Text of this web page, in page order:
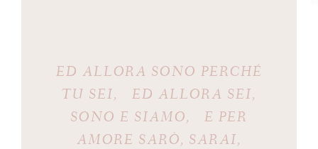
ED ALLORA SONO PERCHÉ
TU SEI, ED ALLORA SEI,
SONO E SIAMO, E PER
AMORE SARÒ, SARAI,